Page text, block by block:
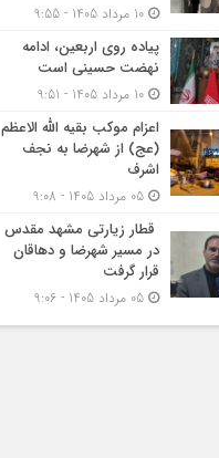
پیاده روی اربعین، ادامه
نهضت حسینی است
اعزام موکب بقیه الله الاعظم
(عج) از شهرضا به نجف
اشرف
قطار زیارتی مشهد مقدس
در مسیر شهرضا و دهاقان
قرار گرفت